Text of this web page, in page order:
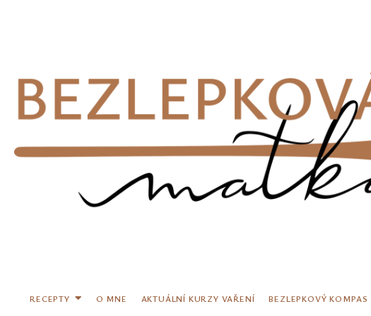
RECEPTY O MNE AKTUÁLNÍ KURZY VAŘENÍ BEZLEPKOVÝ KOMPAS